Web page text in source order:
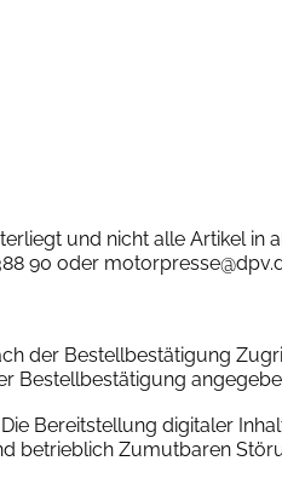
und nicht alle Artikel in
90 oder
der Bestellbestätigung
Bestellbestätigung
Bereitstellung digitaler
betrieblich Zumutbaren